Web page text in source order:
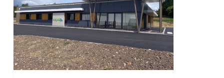
d’une
nouvelle
Sogedo
à
Villetoureix